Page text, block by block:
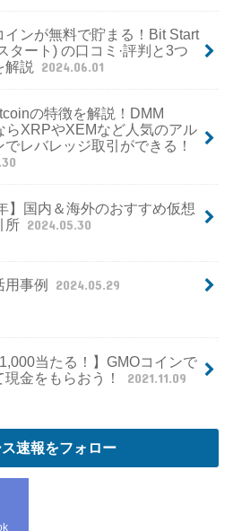
インが無料で貯まる！Bit Start
タート) の口コミ·評判と3つ
解説
2024.06.01
の特徴を解説！DMM
らXRPやXEMなど人気のアル
でレバレッジ取引ができる！
】国内＆海外のおすすめ仮想
所 2024.05.30
用事例 2024.05.29
当たる！】GMOコインで
現金をもらおう！
2021.11.09
速報をフォロー